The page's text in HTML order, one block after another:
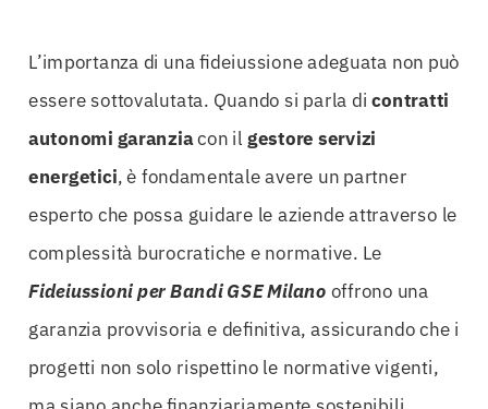
L’importanza di una fideiussione adeguata non può
essere sottovalutata. Quando si parla dicontratti
autonomi garanziacon il gestore servizi
energetici, è fondamentale avere un partner
esperto che possa guidare le aziende attraverso le
complessità burocratiche e normative. Le
Fideiussioni per Bandi GSE Milano offrono una
garanzia provvisoria e definitiva, assicurando che i
progetti non solo rispettino le normative vigenti,